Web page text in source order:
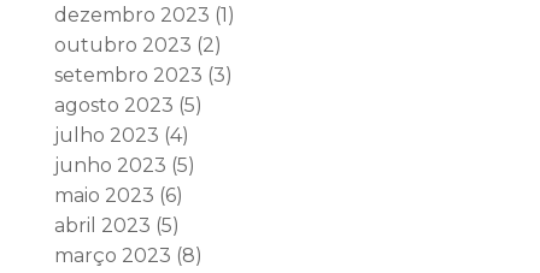
dezembro 2023 (1)
outubro 2023 (2)
setembro 2023 (3)
agosto 2023 (5)
julho 2023 (4)
junho 2023 (5)
maio 2023 (6)
abril 2023 (5)
março 2023 (8)